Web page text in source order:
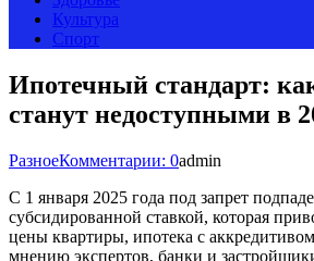
Культура
Спорт
Ипотечный стандарт:
станут недоступными в
РазноеКомментарии: 0admin
С 1 января 2025 года под запрет
субсидированной ставкой, которая
цены квартиры, ипотека с
мнению экспертов, банки и